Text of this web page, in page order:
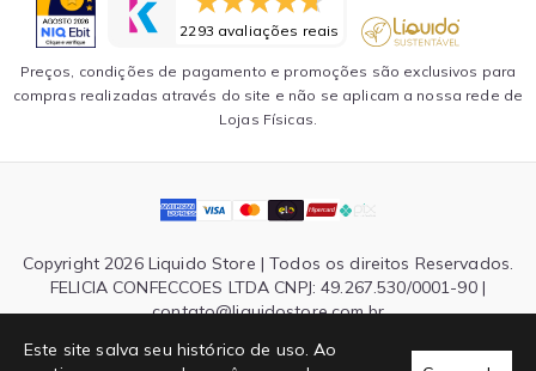
Este site salva seu histórico de uso. Ao
2293 avaliações reais
Preços, condições de pagamento e promoções são exclusivos para
compras realizadas através do site e não se aplicam a nossa rede de
Lojas Físicas.
Copyright 2026 Liquido Store | Todos os direitos Reservados.
FELICIA CONFECCOES LTDA CNPJ: 49.267.530/0001-90 |
contato@liquidostore.com.br
000